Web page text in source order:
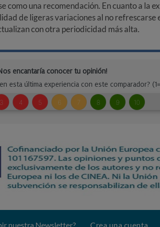
como una recomendación. En cuanto a la
de ligeras variaciones al no refrescarse
con otra periodicidad más alta.
nuestra Newsletter? Crea una cuenta